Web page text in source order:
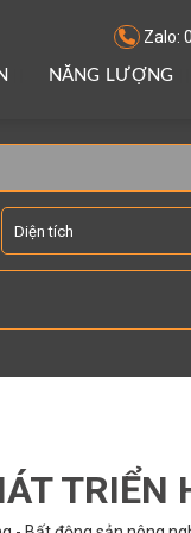
Zalo:
NĂNG LƯỢNG
TRIỂN